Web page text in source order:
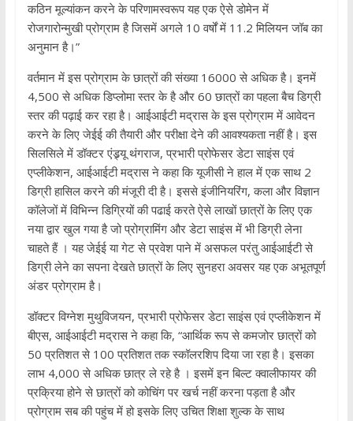
कठिन मूल्यांकन करने के परिणामस्वरूप यह एक ऐसे डोमेन में
रोजगारोन्मुखी प्रोग्राम है जिसमें अगले 10 वर्षों में 11.2 मिलियन जॉब का
अनुमान है।”
वर्तमान में इस प्रोग्राम के छात्रों की संख्या 16000 से अधिक है। इनमें
4,500 से अधिक डिप्लोमा स्तर के है और 60 छात्रों का पहला बैच डिग्री
स्तर की पढ़ाई कर रहा है। आईआईटी मद्रास के इस प्रोग्राम में आवेदन
करने के लिए जेईई की तैयारी और परीक्षा देने की आवश्यकता नहीं है। इस
सिलसिले में डॉक्टर एंड्र्यू थंगराज, प्रभारी प्रोफेसर डेटा साइंस एवं
एप्लीकेशन, आईआईटी मद्रास ने कहा कि यूजीसी ने हाल में एक साथ 2
डिग्री हासिल करने की मंजूरी दी है। इससे इंजीनियरिंग, कला और विज्ञान
कॉलेजों में विभिन्न डिग्रियों की पढाई करते ऐसे लाखों छात्रों के लिए एक
नया द्वार खुल गया है जो प्रोग्रामिंग और डेटा साइंस में भी डिग्री लेना
चाहते हैं । यह जेईई या गेट से प्रवेश पाने में असफल परंतु आईआईटी से
डिग्री लेने का सपना देखते छात्रों के लिए सुनहरा अवसर यह एक अभूतपूर्ण
अंडर प्रोग्राम है।
डॉक्टर विग्नेश मुथुविजयन, प्रभारी प्रोफेसर डेटा साइंस एवं एप्लीकेशन में
बीएस, आईआईटी मद्रास ने कहा कि, “आर्थिक रूप से कमजोर छात्रों को
50 प्रतिशत से 100 प्रतिशत तक स्कॉलरशिप दिया जा रहा है। इसका
लाभ 4,000 से अधिक छात्र ले रहे है । इसमें इन बिल्ट क्वालीफायर की
प्रक्रिया होने से छात्रों को कोचिंग पर खर्च नहीं करना पड़ता है और
प्रोग्राम सब की पहुंच में हो इसके लिए उचित शिक्षा शुल्क के साथ